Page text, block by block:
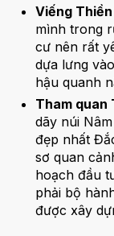
Viếng
mình trong
cư nên rất
dựa lưng
hậu quanh
Tham quan
dãy núi
đẹp nhất
sơ quan
hoạch đầu
phải bộ
được xây